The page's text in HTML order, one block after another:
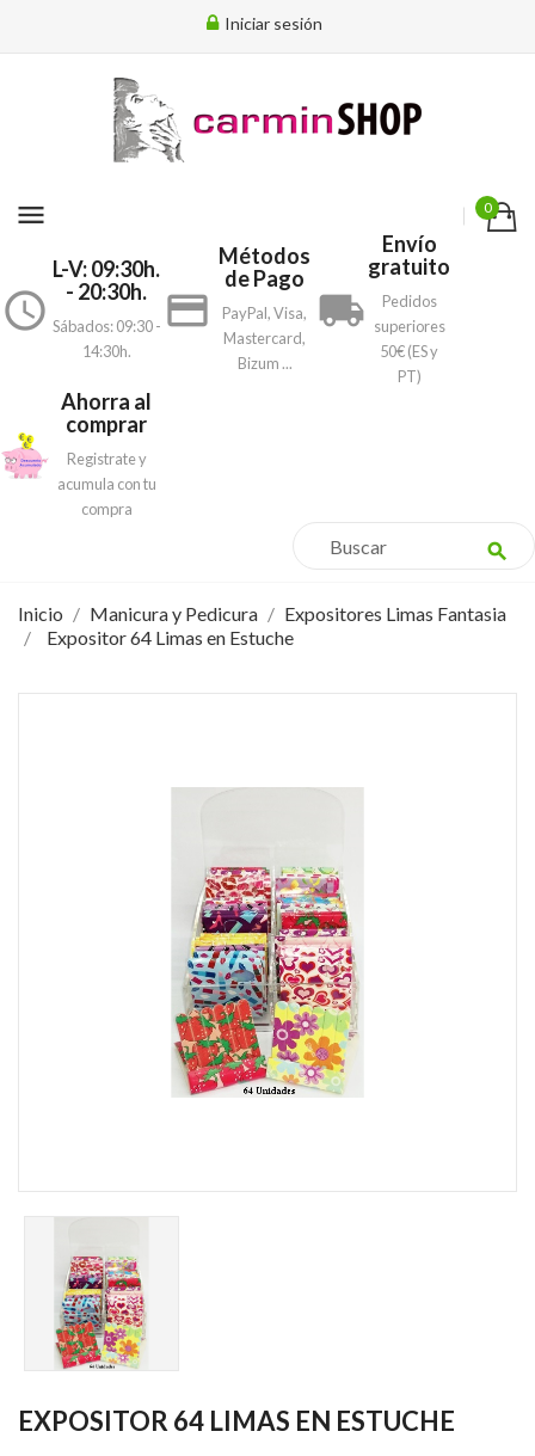
Iniciar sesión
menu 0
access_time
L-V: 09:30h.
- 20:30h.
Sábados: 09:30 -
14:30h.
payment
Métodos
de Pago
PayPal, Visa,
Mastercard,
Bizum ...
local_shipping
Envío
gratuito
Pedidos
superiores
50€ (ES y
PT)
Ahorra al
comprar
Registrate y
acumula con tu
compra
search
Inicio Manicura y Pedicura
Expositores Limas Fantasia
Expositor 64 Limas en Estuche
EXPOSITOR 64 LIMAS EN ESTUCHE